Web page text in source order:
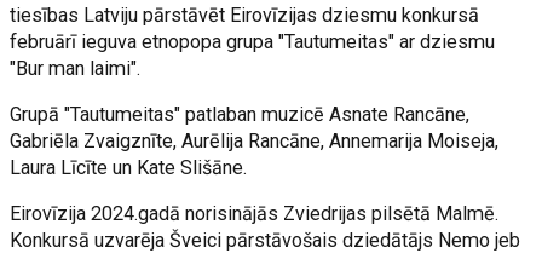
tiesības Latviju pārstāvēt Eirovīzijas dziesmu konkursā
februārī ieguva etnopopa grupa "Tautumeitas" ar dziesmu
"Bur man laimi".
Grupā "Tautumeitas" patlaban muzicē Asnate Rancāne,
Gabriēla Zvaigznīte, Aurēlija Rancāne, Annemarija Moiseja,
Laura Līcīte un Kate Slišāne.
Eirovīzija 2024.gadā norisinājās Zviedrijas pilsētā Malmē.
Konkursā uzvarēja Šveici pārstāvošais dziedātājs Nemo jeb